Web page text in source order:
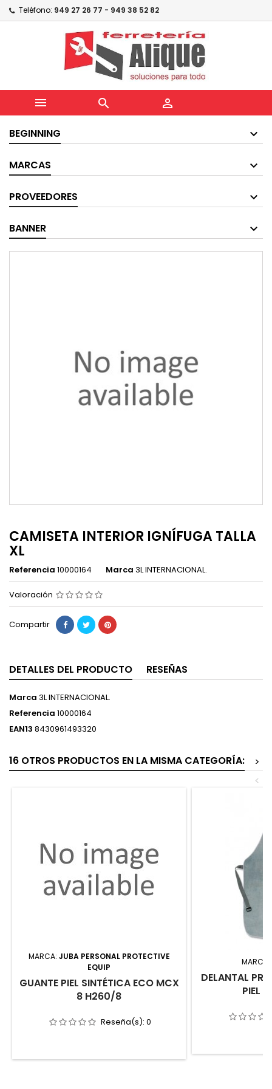
Teléfono: 949 27 26 77 - 949 38 52 82
  
BEGINNING
MARCAS
PROVEEDORES
BANNER
CAMISETA INTERIOR IGNÍFUGA TALLA
XL
Referencia 10000164 Marca 3L INTERNACIONAL.
Valoración
Compartir
DETALLES DEL PRODUCTO RESEÑAS
Marca 3L INTERNACIONAL.
Referencia 10000164
EAN13 8430961493320
16 OTROS PRODUCTOS EN LA MISMA CATEGORÍA:
>
<
MARCA: JUBA PERSONAL PROTECTIVE
EQUIP
GUANTE PIEL SINTÉTICA ECO MCX
8 H260/8
Reseña(s): 0
MARCA:
DELANTAL
PIEL